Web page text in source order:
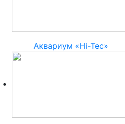
Аквариум «Hi-Tec»